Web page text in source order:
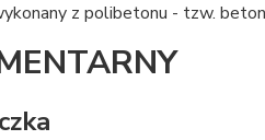
z polibetonu - tzw.